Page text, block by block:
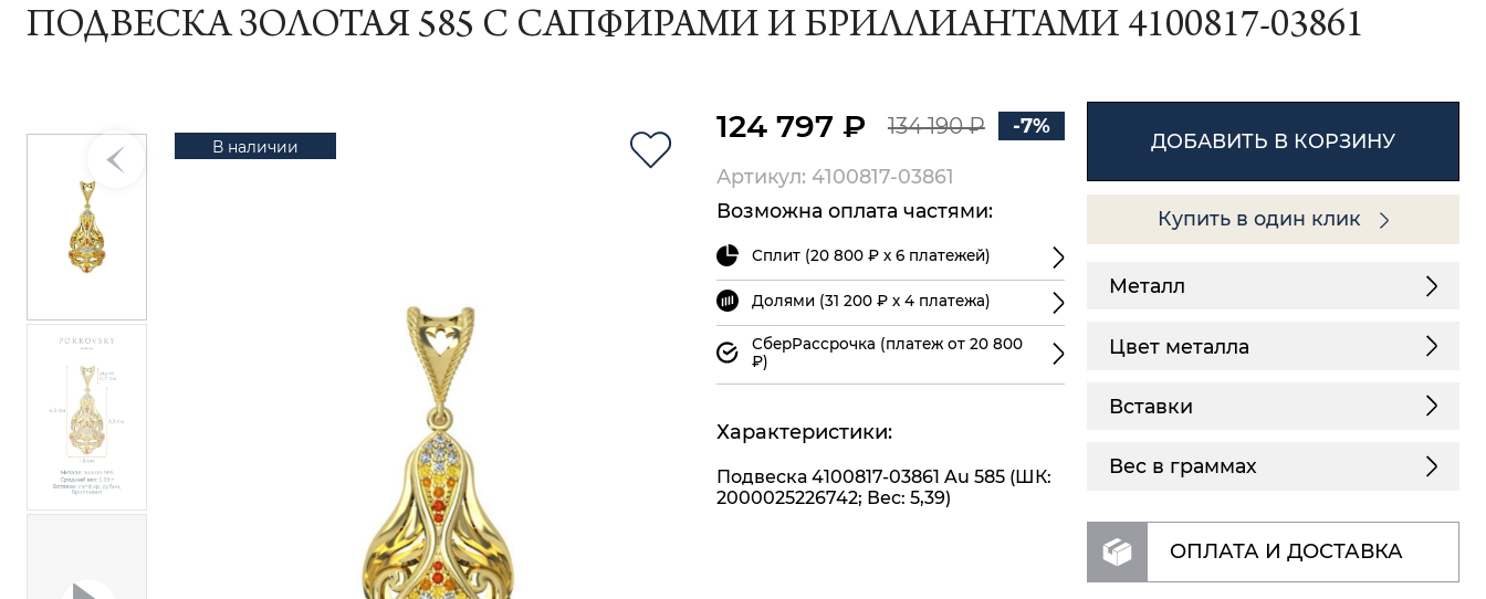
ПОДВЕСКА ЗОЛОТАЯ 585 С САПФИРАМИ И БРИЛЛИАНТАМИ 4100817-03861
В наличии
124 797 ₽ 134 190 ₽ -7%
Артикул: 4100817-03861
Возможна оплата частями:
Сплит (20 800 ₽ х 6 платежей)
Долями (31 200 ₽ х 4 платежа)
СберРассрочка (платеж от 20 800
₽)
Характеристики:
Подвеска 4100817-03861 Au 585 (ШК:
2000025226742; Вес: 5,39)
ДОБАВИТЬ В КОРЗИНУ
Купить в один клик
Металл
Цвет металла
Вставки
Вес в граммах
ОПЛАТА И ДОСТАВКА